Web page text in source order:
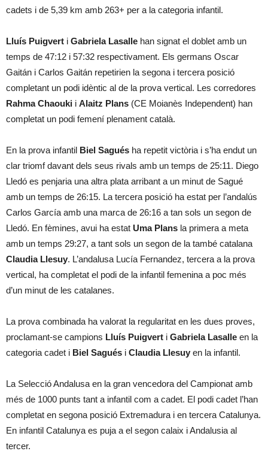
cadets i de 5,39 km amb 263+ per a la categoria infantil.
Lluís Puigvert i Gabriela Lasalle han signat el doblet amb un
temps de 47:12 i 57:32 respectivament. Els germans Oscar
Gaitán i Carlos Gaitán repetirien la segona i tercera posició
completant un podi idèntic al de la prova vertical. Les corredores
Rahma Chaouki i Alaitz Plans (CE Moianès Independent) han
completat un podi femení plenament català.
En la prova infantil Biel Sagués ha repetit victòria i s’ha endut un
clar triomf davant dels seus rivals amb un temps de 25:11. Diego
Lledó es penjaria una altra plata arribant a un minut de Sagué
amb un temps de 26:15. La tercera posició ha estat per l’andalús
Carlos García amb una marca de 26:16 a tan sols un segon de
Lledó. En fèmines, avui ha estat Uma Plans la primera a meta
amb un temps 29:27, a tant sols un segon de la també catalana
Claudia Llesuy. L’andalusa Lucía Fernandez, tercera a la prova
vertical, ha completat el podi de la infantil femenina a poc més
d’un minut de les catalanes.
La prova combinada ha valorat la regularitat en les dues proves,
proclamant-se campions Lluís Puigvert i Gabriela Lasalle en la
categoria cadet i Biel Sagués i Claudia Llesuy en la infantil.
La Selecció Andalusa en la gran vencedora del Campionat amb
més de 1000 punts tant a infantil com a cadet. El podi cadet l’han
completat en segona posició Extremadura i en tercera Catalunya.
En infantil Catalunya es puja a el segon calaix i Andalusia al
tercer.